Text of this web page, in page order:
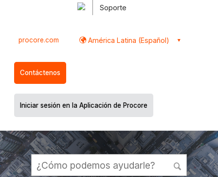
Soporte
procore.com América Latina (Español)
Contáctenos
Iniciar sesión en la Aplicación de Procore